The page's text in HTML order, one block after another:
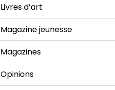
Livres d’art
Magazine jeunesse
Magazines
Opinions